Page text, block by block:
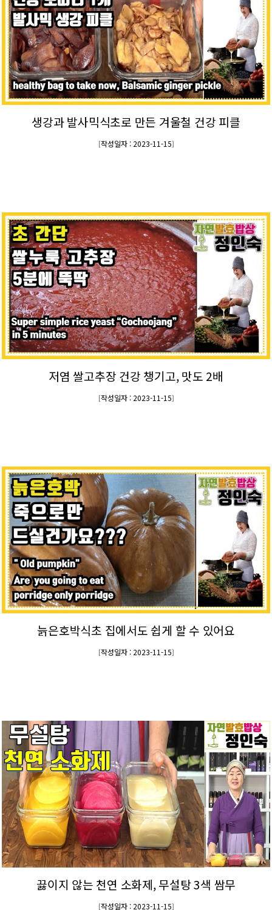
생강과 발사믹식초로 만든 겨울철 건강 피클
[작성일자 : 2023-11-15]
저염 쌀고추장 건강 챙기고, 맛도 2배
[작성일자 : 2023-11-15]
늙은호박식초 집에서도 쉽게 할 수 있어요
[작성일자 : 2023-11-15]
끓이지 않는 천연 소화제, 무설탕 3색 쌈무
[작성일자 : 2023-11-15]